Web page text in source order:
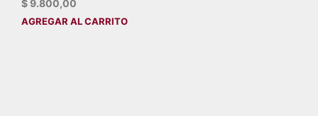
$9.800,00
AGREGAR AL CARRITO